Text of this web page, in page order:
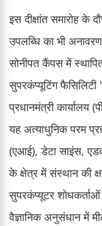
इस दीक्षांत समारोह के
उपलब्धि का भी
सोनीपत कैंपस में
सुपरकंप्यूटिंग फैसिलिटी
प्रधानमंत्री कार्यालय
यह अत्याधुनिक परम
(एआई), डेटा साइंस,
के क्षेत्र में संस्थान की
सुपरकंप्यूटर
वैज्ञानिक अनुसंधान में